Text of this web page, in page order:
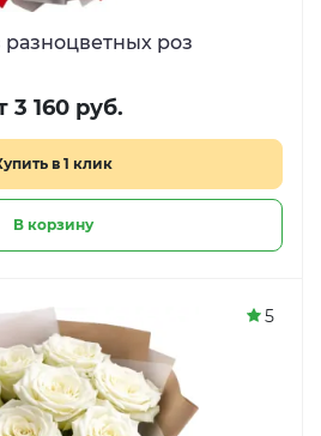
разноцветных роз
3 160 руб.
в 1 клик
В корзину
5